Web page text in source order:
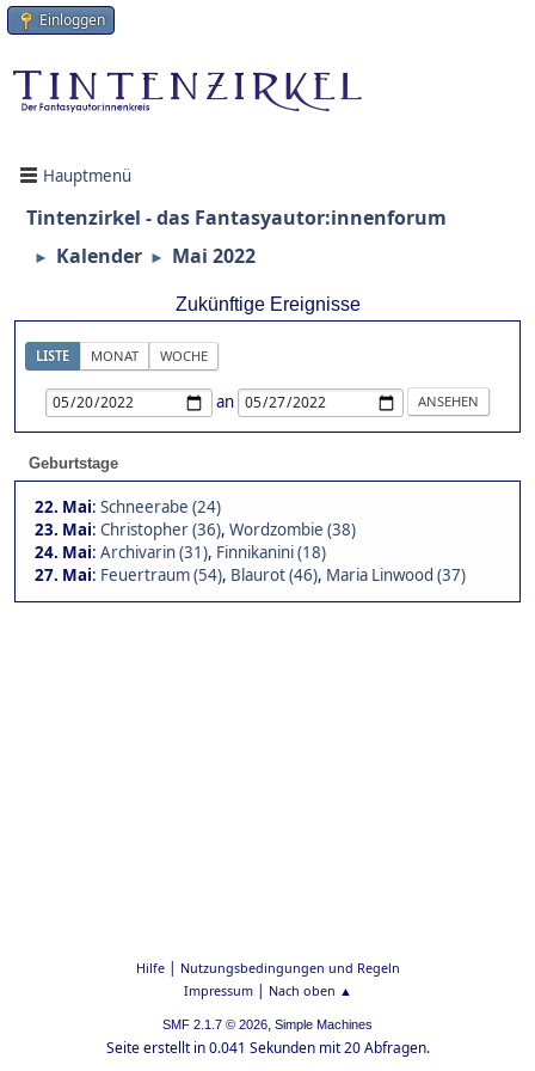
Einloggen
Hauptmenü
Tintenzirkel - das Fantasyautor:innenforum
► Kalender ► Mai 2022
Zukünftige Ereignisse
LISTE MONAT WOCHE
an
Geburtstage
22. Mai: Schneerabe (24)
23. Mai: Christopher (36), Wordzombie (38)
24. Mai: Archivarin (31), Finnikanini (18)
27. Mai: Feuertraum (54), Blaurot (46), Maria Linwood (37)
Hilfe| Nutzungsbedingungen und Regeln
Impressum| Nach oben ▲
SMF 2.1.7 © 2026, Simple Machines
Seite erstellt in 0.041 Sekunden mit 20 Abfragen.